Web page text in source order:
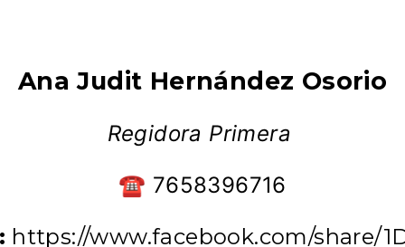
Ana Judit Hernández Osorio
Regidora Primera
☎ 7658396716
https://www.facebook.com/share/